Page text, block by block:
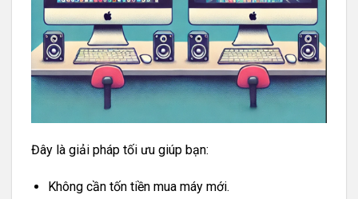
Đây là giải pháp tối ưu giúp bạn:
Không cần tốn tiền mua máy mới.